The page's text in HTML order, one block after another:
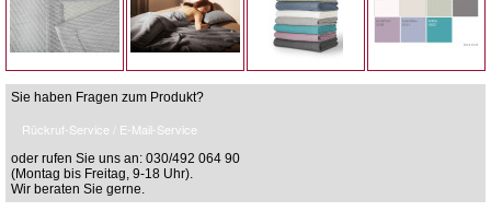
Sie haben Fragen zum Produkt?
Rückruf-Service / E-Mail-Service
oder rufen Sie uns an: 030/492 064 90
(Montag bis Freitag, 9-18 Uhr).
Wir beraten Sie gerne.